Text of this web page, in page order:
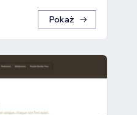
Pokaż